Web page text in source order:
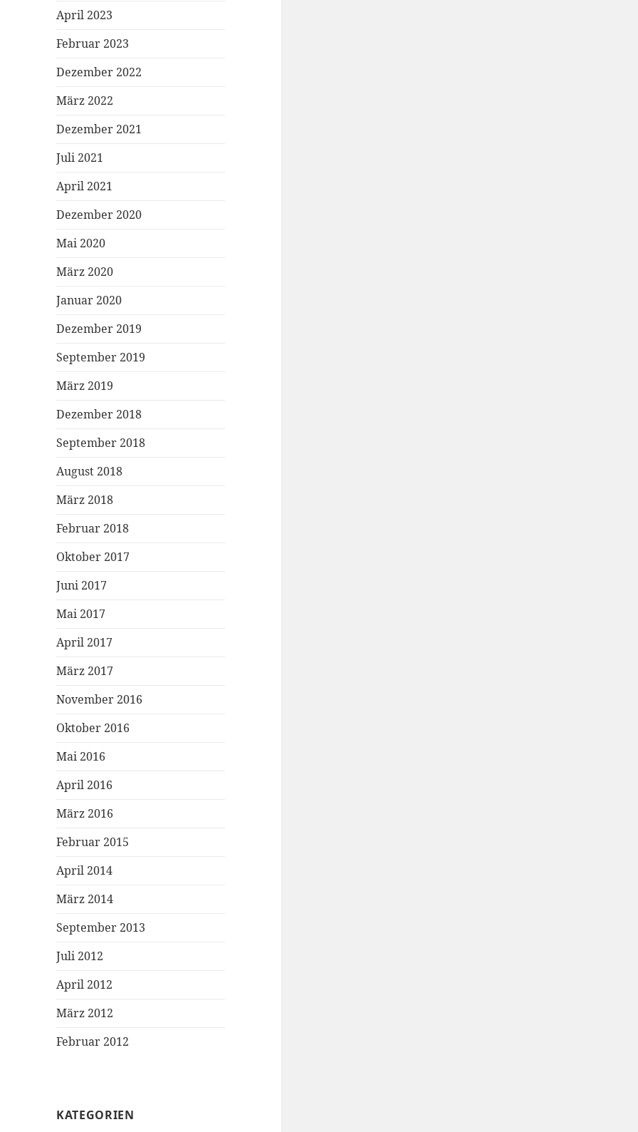
April 2023
Februar 2023
Dezember 2022
März 2022
Dezember 2021
Juli 2021
April 2021
Dezember 2020
Mai 2020
März 2020
Januar 2020
Dezember 2019
September 2019
März 2019
Dezember 2018
September 2018
August 2018
März 2018
Februar 2018
Oktober 2017
Juni 2017
Mai 2017
April 2017
März 2017
November 2016
Oktober 2016
Mai 2016
April 2016
März 2016
Februar 2015
April 2014
März 2014
September 2013
Juli 2012
April 2012
März 2012
Februar 2012
KATEGORIEN